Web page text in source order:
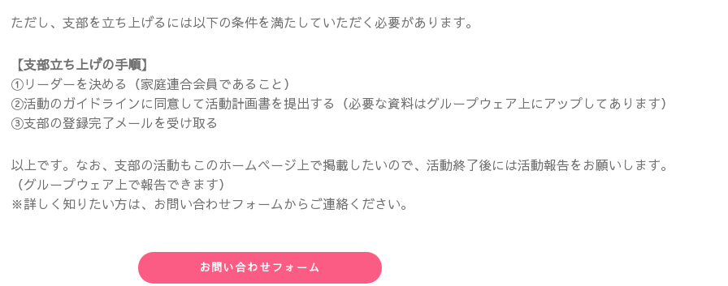
ただし、支部を立ち上げるには以下の条件を満たしていただく必要があります。
【支部立ち上げの手順】
①リーダーを決める（家庭連合会員であること）
②活動のガイドラインに同意して活動計画書を提出する（必要な資料はグループウェア上にアップしてあります）
③支部の登録完了メールを受け取る
以上です。なお、支部の活動もこのホームページ上で掲載したいので、活動終了後には活動報告をお願いします。
（グループウェア上で報告できます）
※詳しく知りたい方は、お問い合わせフォームからご連絡ください。
お問い合わせフォーム